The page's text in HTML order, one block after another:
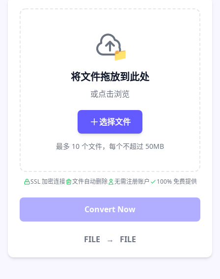
📁
将文件拖放到此处
或点击浏览
选择文件
最多 10 个文件，每个不超过 50MB
SSL 加密连接 文件自动删除 无需注册账户 100% 免费提供
Convert Now
FILE → FILE